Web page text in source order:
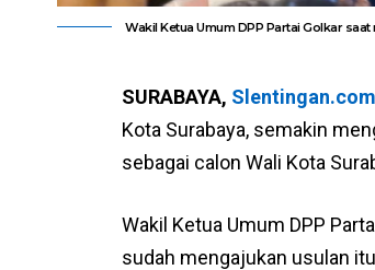
Wakil Ketua Umum DPP Partai Golkar
SURABAYA, Slentingan.com
Kota Surabaya, semakin
sebagai calon Wali Kota
Wakil Ketua Umum DPP
sudah mengajukan usulan